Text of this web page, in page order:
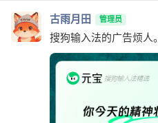
古雨月田 管理员
搜狗输入法的广告烦人。